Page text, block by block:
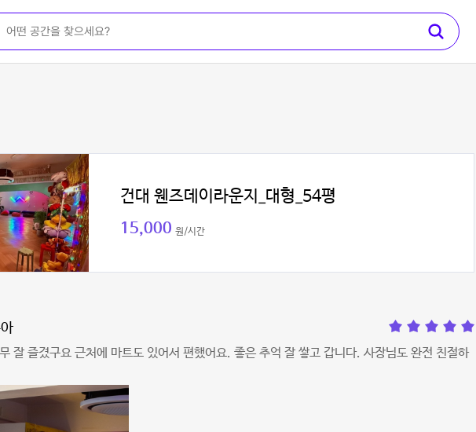
건대 웬즈데이라운지_대형_54평
15,000 원/시간
잘 즐겼구요 근처에 마트도 있어서 편했어요. 좋은 추억 잘 쌓고 갑니다. 사장님도 완전 친절하